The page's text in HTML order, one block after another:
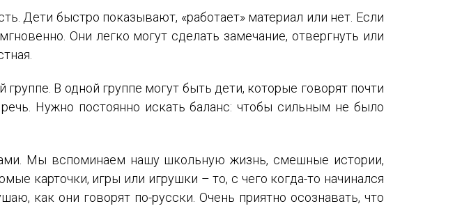
Дети быстро показывают, «работает» материал или нет. Если
Они легко могут сделать замечание, отвергнуть или
В одной группе могут быть дети, которые говорят почти
Нужно постоянно искать баланс: чтобы сильным не было
Мы вспоминаем нашу школьную жизнь, смешные истории,
карточки, игры или игрушки – то, с чего когда-то начинался
как они говорят по-русски. Очень приятно осознавать, что